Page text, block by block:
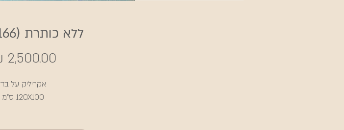
ללא כותרת (166) 2016
אקריליק על בד
120X100 ס"מ